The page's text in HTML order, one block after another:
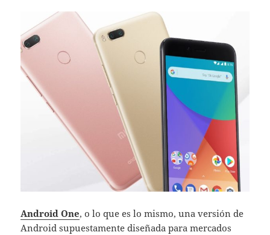
Android One, o lo que es lo mismo, una versión de
Android supuestamente diseñada para mercados